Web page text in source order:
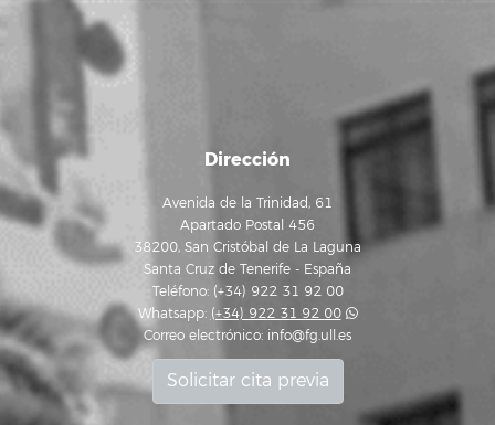
Dirección
Avenida de la Trinidad, 61
Apartado Postal 456
38200, San Cristóbal de La Laguna
Santa Cruz de Tenerife - España
Teléfono: (+34) 922 31 92 00
Whatsapp: (+34) 922 31 92 00
Correo electrónico: info@fg.ull.es
Solicitar cita previa